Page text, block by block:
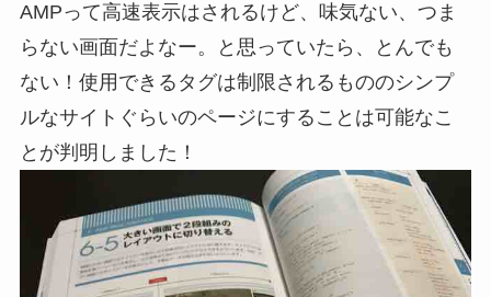
AMPって高速表示はされるけど、味気ない、つま
らない画面だよなー。と思っていたら、とんでも
ない！使用できるタグは制限されるもののシンプ
ルなサイトぐらいのページにすることは可能なこ
とが判明しました！